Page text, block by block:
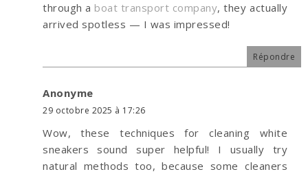
through a boat transport company, they actually
arrived spotless — I was impressed!
Répondre
Anonyme
29 octobre 2025 à 17:26
Wow, these techniques for cleaning white
sneakers sound super helpful! I usually try
natural methods too, because some cleaners